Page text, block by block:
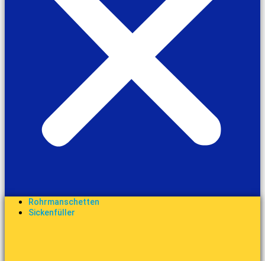
Rohrmanschetten
Sickenfüller